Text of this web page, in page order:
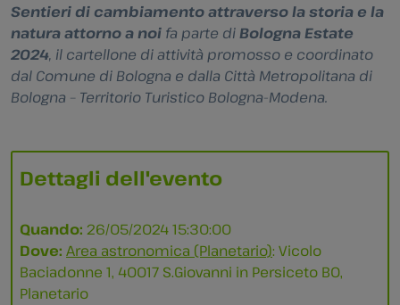
Sentieri di cambiamento attraverso la storia e la
natura attorno a noi fa parte diBologna Estate
2024, il cartellone di attività promosso e coordinato
dal Comune di Bologna e dalla Città Metropolitana di
Bologna – Territorio Turistico Bologna-Modena.
Dettagli dell'evento
Quando: 26/05/2024 15:30:00
Dove: Area astronomica (Planetario): Vicolo
Baciadonne 1, 40017 S.Giovanni in Persiceto BO,
Planetario